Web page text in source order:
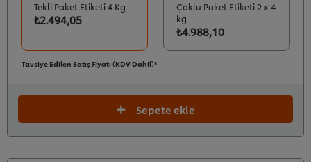
Tekli Paket Etiketi 4 Kg
₺2.494,05
Çoklu Paket Etiketi 2 x 4
kg
₺4.988,10
Tavsiye Edilen Satış Fiyatı (KDV Dahil)*
Sepete ekle